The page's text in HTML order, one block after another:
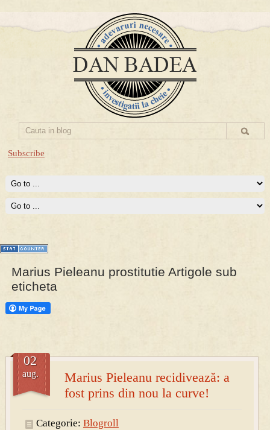
Subscribe
PRESA
Permise pentru vânătoarea de porci în costume, cu gulere albe
Marius Pieleanu prostitutie Artigole sub
eticheta
Marius Pieleanu recidivează: a
fost prins din nou la curve!
02
aug.
Categorie: Blogroll